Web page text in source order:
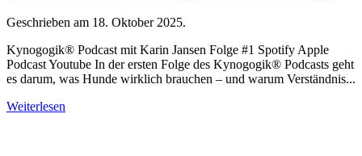
Geschrieben am 18. Oktober 2025.
Kynogogik® Podcast mit Karin Jansen Folge #1 Spotify Apple
Podcast Youtube In der ersten Folge des Kynogogik® Podcasts geht
es darum, was Hunde wirklich brauchen – und warum Verständnis...
Weiterlesen